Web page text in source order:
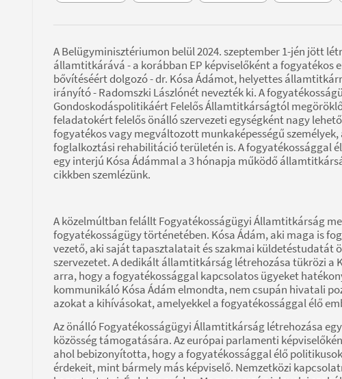
A Belügyminisztériumon belül 2024. szeptember 1-jén jött
államtitkárává - a korábban EP képviselőként a fogyatékos
bővítéséért dolgozó - dr. Kósa Ádámot, helyettes
irányító - Radomszki Lászlónét nevezték ki. A
Gondoskodáspolitikáért Felelős Államtitkárságtól
feladatokért felelős önálló szervezeti egységként nagy
fogyatékos vagy megváltozott munkaképességű
foglalkoztási rehabilitáció területén is. A fogyatékossággal
egy interjú Kósa Ádámmal a 3 hónapja működő
cikkben szemlézünk.
A közelmúltban felállt Fogyatékosságügyi Államtitkárság
fogyatékosságügy történetében. Kósa Ádám, aki maga is
vezető, aki saját tapasztalatait és szakmai küldetéstudatát
szervezetet. A dedikált államtitkárság létrehozása tükrözi
arra, hogy a fogyatékossággal kapcsolatos ügyeket
kommunikáló Kósa Ádám elmondta, nem csupán hivatali
azokat a kihívásokat, amelyekkel a fogyatékossággal élő
Az önálló Fogyatékosságügyi Államtitkárság létrehozása
közösség támogatására. Az európai parlamenti
ahol bebizonyította, hogy a fogyatékossággal élő
érdekeit, mint bármely más képviselő. Nemzetközi